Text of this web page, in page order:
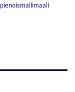
pienoismallimaali